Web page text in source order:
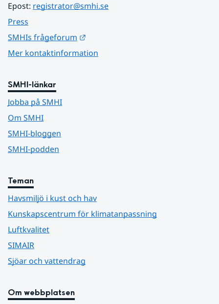
Epost: registrator@smhi.se
Press
SMHIs frågeforum
Mer kontaktinformation
SMHI-länkar
Jobba på SMHI
Om SMHI
SMHI-bloggen
SMHI-podden
Teman
Havsmiljö i kust och hav
Kunskapscentrum för klimatanpassning
Luftkvalitet
SIMAIR
Sjöar och vattendrag
Om webbplatsen